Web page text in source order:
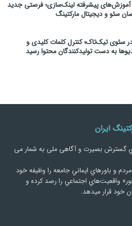
آموزش‌های پیشرفته لینک‌سازی؛ فرصتی جدید
سئو و دیجیتال مارکتینگ
سئوی تیک‌تاک؛ کنترل کلمات کلیدی و
به دست تولیدکنندگان محتوا رسید
ایران
گسترش بصیرت و آگاهی ملی به شمار می
و باورهاي ايماني جامعه را وظيفه خود
واقعيت‌هاي اجتماعي را رصد کرده و
خود قرار میدهد.